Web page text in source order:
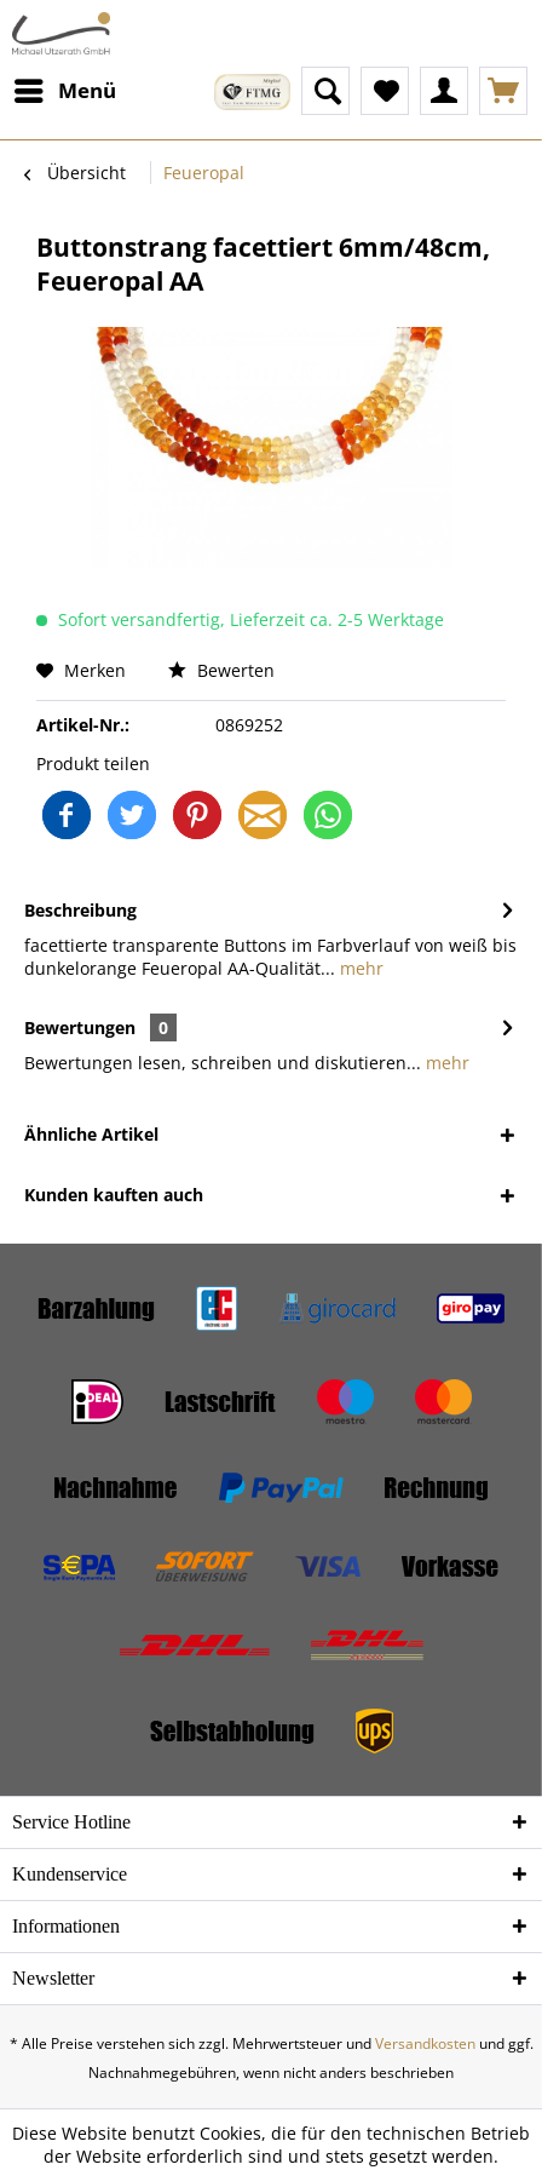
Menü
Übersicht Feueropal
Buttonstrang facettiert 6mm/48cm,
Feueropal AA
Sofort versandfertig, Lieferzeit ca. 2-5 Werktage
Merken Bewerten
Artikel-Nr.:
0869252
Produkt teilen
Beschreibung
facettierte transparente Buttons im Farbverlauf von weiß bis
dunkelorange Feueropal AA-Qualität... mehr
Bewertungen
0
Bewertungen lesen, schreiben und diskutieren... mehr
Ähnliche Artikel
Kunden kauften auch
Service Hotline
Kundenservice
Informationen
Newsletter
* Alle Preise verstehen sich zzgl. Mehrwertsteuer undVersandkostenund ggf.
Nachnahmegebühren, wenn nicht anders beschrieben
Diese Website benutzt Cookies, die für den technischen Betrieb
der Website erforderlich sind und stets gesetzt werden.